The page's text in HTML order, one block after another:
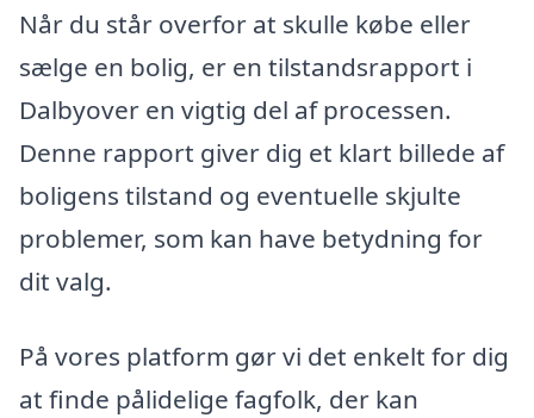
Når du står overfor at skulle købe eller
sælge en bolig, er en tilstandsrapport i
Dalbyover en vigtig del af processen.
Denne rapport giver dig et klart billede af
boligens tilstand og eventuelle skjulte
problemer, som kan have betydning for
dit valg.
På vores platform gør vi det enkelt for dig
at finde pålidelige fagfolk, der kan